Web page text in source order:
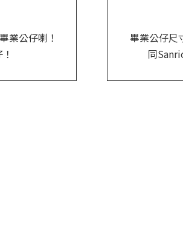
業公仔喇！
畢業公仔尺
同